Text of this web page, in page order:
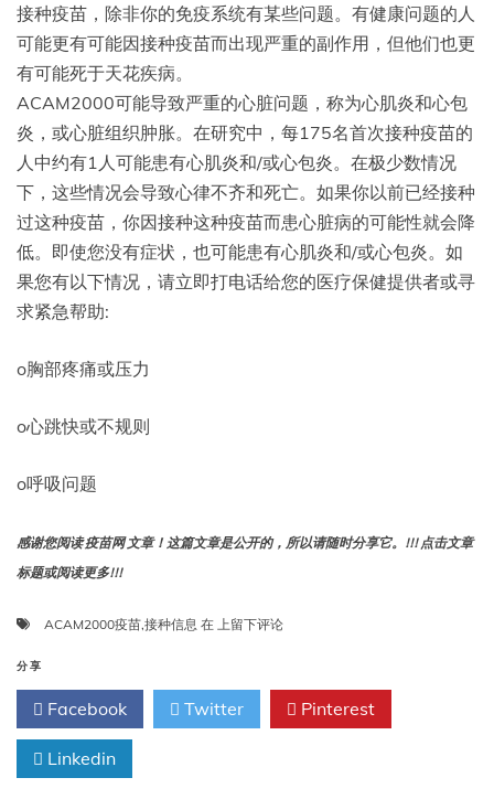
接种疫苗，除非你的免疫系统有某些问题。有健康问题的人
可能更有可能因接种疫苗而出现严重的副作用，但他们也更
有可能死于天花疾病。
ACAM2000可能导致严重的心脏问题，称为心肌炎和心包
炎，或心脏组织肿胀。在研究中，每175名首次接种疫苗的
人中约有1人可能患有心肌炎和/或心包炎。在极少数情况
下，这些情况会导致心律不齐和死亡。如果你以前已经接种
过这种疫苗，你因接种这种疫苗而患心脏病的可能性就会降
低。即使您没有症状，也可能患有心肌炎和/或心包炎。如
果您有以下情况，请立即打电话给您的医疗保健提供者或寻
求紧急帮助:
o胸部疼痛或压力
o心跳快或不规则
o呼吸问题
感谢您阅读 疫苗网 文章！这篇文章是公开的，所以请随时分享它。!!! 点击文章
标题或阅读更多!!!
ACAM2000疫苗,接种信息 在 ACAM2000
接
种
信
上留下评论
分享
Facebook Twitter Pinterest
Linkedin